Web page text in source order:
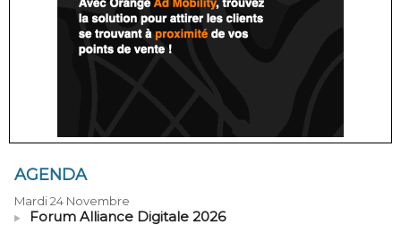
AGENDA
Mardi 24 Novembre
Forum Alliance Digitale 2026